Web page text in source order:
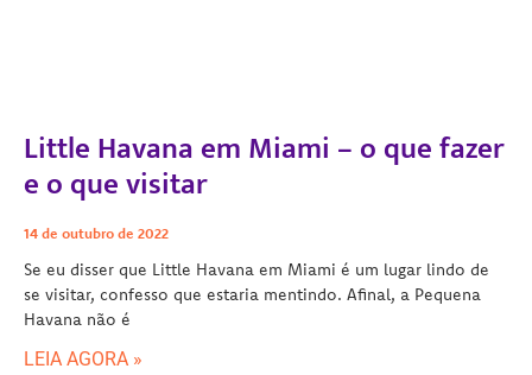
Little Havana em Miami – o que fazer
e o que visitar
14 de outubro de 2022
Se eu disser que Little Havana em Miami é um lugar lindo de
se visitar, confesso que estaria mentindo. Afinal, a Pequena
Havana não é
LEIA AGORA »